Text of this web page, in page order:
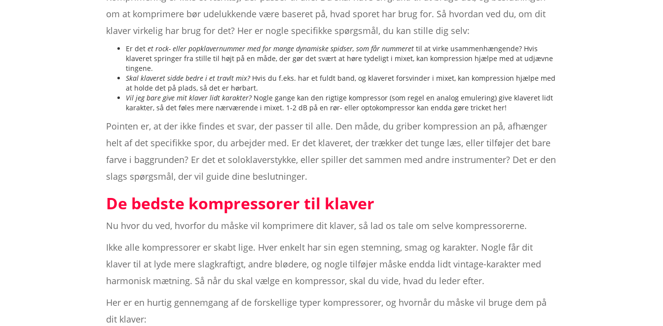
om at komprimere bør udelukkende være baseret på, hvad sporet har brug for. Så hvordan ved du, om dit
klaver virkelig har brug for det? Her er nogle specifikke spørgsmål, du kan stille dig selv:
Er detet rock- eller popklavernummer med for mange dynamiske spidser, som får nummeret til at virke usammenhængende? Hvis
klaveret springer fra stille til højt på en måde, der gør det svært at høre tydeligt i mixet, kan kompression hjælpe med at udjævne
tingene.
Skal klaveret sidde bedre i et travlt mix?Hvis du f.eks. har et fuldt band, og klaveret forsvinder i mixet, kan kompression hjælpe med
at holde det på plads, så det er hørbart.
Vil jeg bare give mit klaver lidt karakter?Nogle gange kan den rigtige kompressor (som regel en analog emulering) give klaveret lidt
karakter, så det føles mere nærværende i mixet. 1-2 dB på en rør- eller optokompressor kan endda gøre tricket her!
Pointen er, at der ikke findes et svar, der passer til alle. Den måde, du griber kompression an på, afhænger
helt af det specifikke spor, du arbejder med. Er det klaveret, der trækker det tunge læs, eller tilføjer det bare
farve i baggrunden? Er det et soloklaverstykke, eller spiller det sammen med andre instrumenter? Det er den
slags spørgsmål, der vil guide dine beslutninger.
De bedste kompressorer til klaver
Nu hvor du ved, hvorfor du måske vil komprimere dit klaver, så lad os tale om selve kompressorerne.
Ikke alle kompressorer er skabt lige. Hver enkelt har sin egen stemning, smag og karakter. Nogle får dit
klaver til at lyde mere slagkraftigt, andre blødere, og nogle tilføjer måske endda lidt vintage-karakter med
harmonisk mætning. Så når du skal vælge en kompressor, skal du vide, hvad du leder efter.
Her er en hurtig gennemgang af de forskellige typer kompressorer, og hvornår du måske vil bruge dem på
dit klaver: